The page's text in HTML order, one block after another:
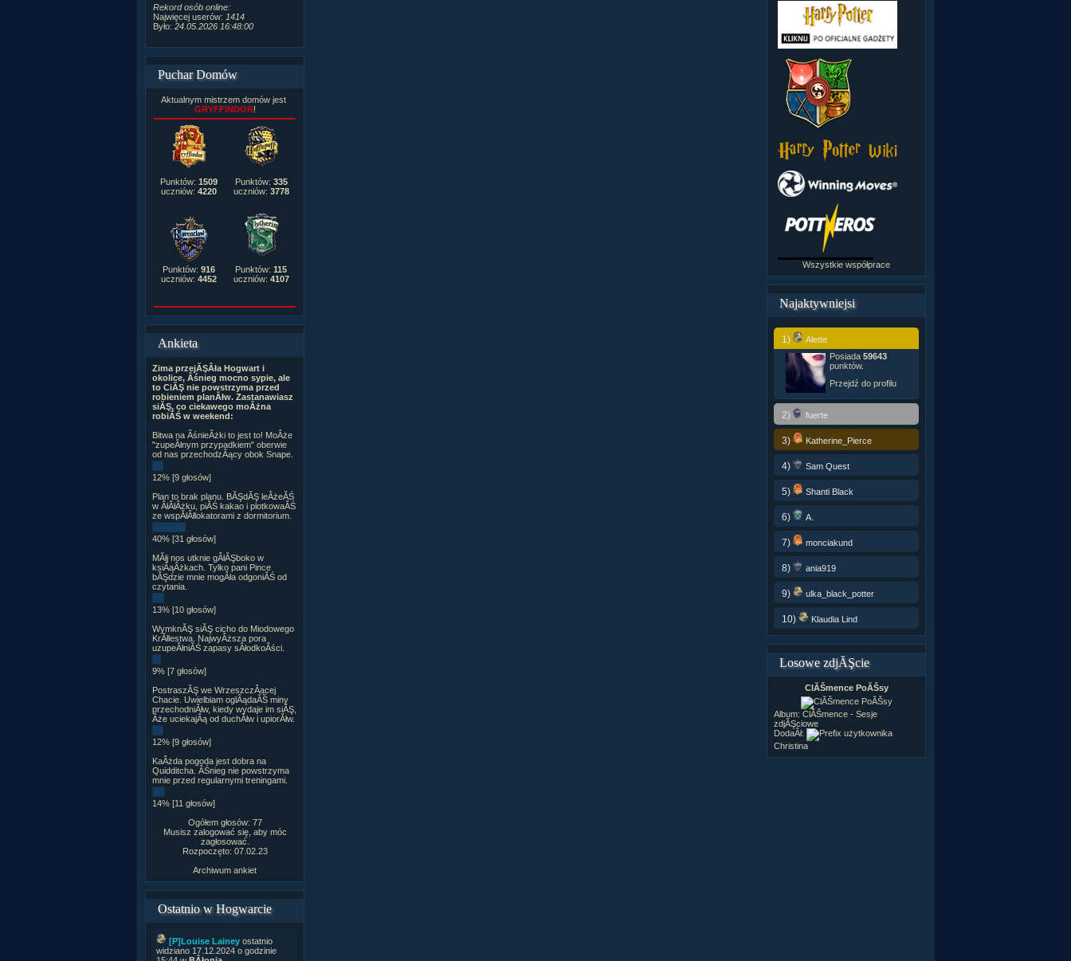
Rekord osób online:
Najwięcej userów: 1414
Było: 24.05.2026 16:48:00
Puchar Domów
Aktualnym mistrzem domów jest
GRYFFINDOR!
Punktów: 1509
uczniów: 4220
Punktów: 335
uczniów: 3778
Punktów: 916
uczniów: 4452
Punktów: 115
uczniów: 4107
Ankieta
Zima przejĂŞÂła Hogwart i
okolice, Âśnieg mocno sypie, ale
to CiĂŞ nie powstrzyma przed
robieniem planĂłw. Zastanawiasz
siĂŞ, co ciekawego moÂżna
robiĂŚ w weekend:
Bitwa na ÂśnieÂżki to jest to! MoÂże
"zupeÂłnym przypadkiem" oberwie
od nas przechodzÂący obok Snape.
12% [9 głosów]
Plan to brak planu. BĂŞdĂŞ leÂżeĂŚ
w ÂłĂłÂżku, piĂŚ kakao i plotkowaĂŚ
ze wspĂłÂłlokatorami z dormitorium.
40% [31 głosów]
MĂłj nos utknie gÂłĂŞboko w
ksiÂąÂżkach. Tylko pani Pince
bĂŞdzie mnie mogÂła odgoniĂŚ od
czytania.
13% [10 głosów]
WymknĂŞ siĂŞ cicho do Miodowego
KrĂłlestwa. NajwyÂższa pora
uzupeÂłniĂŚ zapasy sÂłodkoÂści.
9% [7 głosów]
PostraszĂŞ we WrzeszczÂącej
Chacie. Uwielbiam oglÂądaĂŚ miny
przechodniĂłw, kiedy wydaje im siĂŞ,
Âże uciekajÂą od duchĂłw i upiorĂłw.
12% [9 głosów]
KaÂżda pogoda jest dobra na
Quidditcha. ÂŚnieg nie powstrzyma
mnie przed regularnymi treningami.
14% [11 głosów]
Ogółem głosów: 77
Musisz zalogować się, aby móc
zagłosować.
Rozpoczęto: 07.02.23
Archiwum ankiet
Ostatnio w Hogwarcie
[P]Louise Lainey ostatnio
widziano 17.12.2024 o godzinie
Wszystkie współprace
Najaktywniejsi
1)
Alette
Posiada 59643
punktów.
Przejdź do profilu
2) fuerte
3) Katherine_Pierce
4) Sam Quest
5) Shanti Black
6) A.
7) monciakund
8) ania919
9) ulka_black_potter
10) Klaudia Lind
Losowe zdjĂŞcie
ClĂŠmence PoĂŠsy
Album: ClĂŠmence - Sesje
zdjĂŞciowe
DodaÂł:
Christina